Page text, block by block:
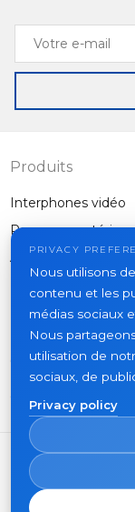
Slinex SQ-
Ultra-thin
Votre
mail
Produits
Interphones vidéo
Panneaux
Autres
Contacts
Où acheter
PRIVACY
Nous utilisons
contenu et les
médias sociaux
Nous
utilisation de
sociaux, de
Privacy policy